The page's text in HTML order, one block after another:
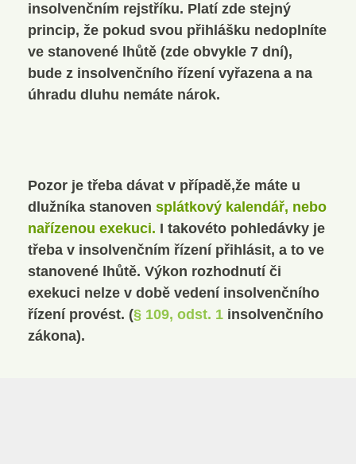
insolvenčním rejstříku. Platí zde stejný
princip, že pokud svou přihlášku nedoplníte
ve stanovené lhůtě (zde obvykle 7 dní),
bude z insolvenčního řízení vyřazena a na
úhradu dluhu nemáte nárok.
Pozor je třeba dávat v případě,že máte u
dlužníka stanoven splátkový kalendář, nebo
nařízenou exekuci. I takovéto pohledávky je
třeba v insolvenčním řízení přihlásit, a to ve
stanovené lhůtě. Výkon rozhodnutí či
exekuci nelze v době vedení insolvenčního
řízení provést. (§ 109, odst. 1 insolvenčního
zákona).